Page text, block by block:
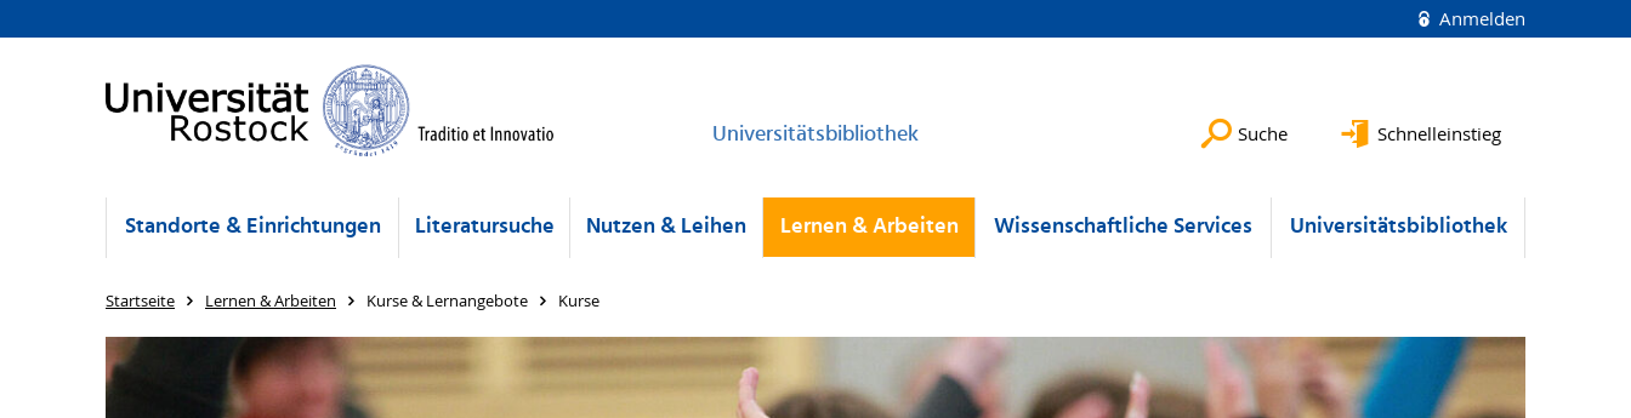
Anmelden
Universitätsbibliothek Suche Schnelleinstieg
Standorte & Einrichtungen Literatursuche Nutzen & Leihen Lernen & Arbeiten Wissenschaftliche Services Universitätsbibliothek
Startseite Lernen & Arbeiten Kurse & Lernangebote Kurse